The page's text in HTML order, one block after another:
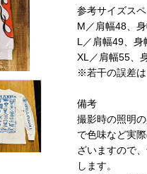
参考サイズス
M／肩幅48、
L／肩幅49、
XL／肩幅55、
※若干の誤差は
備考
撮影時の照明
で色味など実
ざいますので
します。